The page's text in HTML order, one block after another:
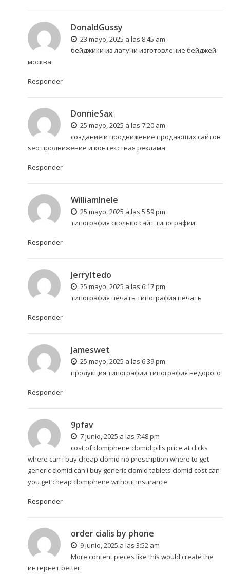
DonaldGussy
23 mayo, 2025 a las 8:45 am
бейджики из латуни изготовление бейджей
москва
Responder
DonnieSax
25 mayo, 2025 a las 7:20 am
создание и продвижение продающих сайтов
seo продвижение и контекстная реклама
Responder
WilliamInele
25 mayo, 2025 a las 5:59 pm
типография сколько сайт типографии
Responder
JerryItedo
25 mayo, 2025 a las 6:17 pm
типография печать типография печать
Responder
Jameswet
25 mayo, 2025 a las 6:39 pm
продукция типографии типография недорого
Responder
9pfav
7 junio, 2025 a las 7:48 pm
cost of clomiphene clomid pills price at clicks
where can i buy cheap clomid no prescription where to get
generic clomid can i buy generic clomid tablets clomid cost can
you get cheap clomiphene without insurance
Responder
order cialis by phone
9 junio, 2025 a las 3:52 am
More content pieces like this would create the
интернет better.